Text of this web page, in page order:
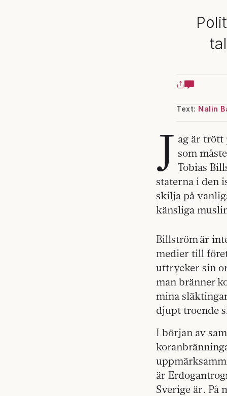
Text: Nalin
J ag är trött
som
Tobias
staterna i den
skilja på
känsliga
Billström är
medier till
uttrycker sin
man bränner
mina
djupt troende
I början av
är
Sverige är. På